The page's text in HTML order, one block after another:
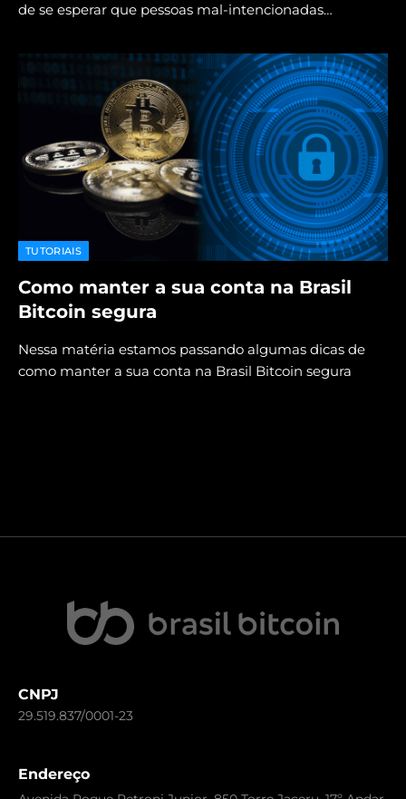
de se esperar que pessoas mal-intencionadas…
TUTORIAIS
Como manter a sua conta na Brasil
Bitcoin segura
Nessa matéria estamos passando algumas dicas de
como manter a sua conta na Brasil Bitcoin segura
CNPJ
29.519.837/0001-23
Endereço